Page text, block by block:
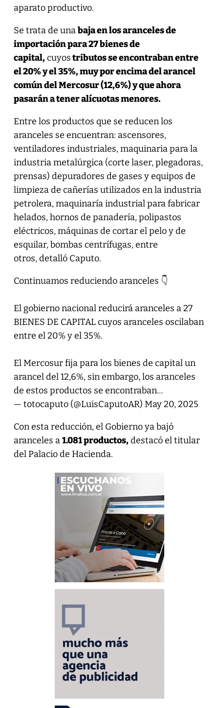
aparato productivo.
Se trata de unabaja en los aranceles de
importación para 27 bienes de
capital,cuyostributos se encontraban entre
el 20% y el 35%,muy por encima del arancel
común del Mercosur (12,6%) y que ahora
pasarán a tener alícuotas menores.
Entre los productos que se reducen los
aranceles se encuentran: ascensores,
ventiladores industriales, maquinaria para la
industria metalúrgica (corte laser, plegadoras,
prensas) depuradores de gases y equipos de
limpieza de cañerías utilizados en la industria
petrolera, maquinaría industrial para fabricar
helados, hornos de panadería, polipastos
eléctricos, máquinas de cortar el pelo y de
esquilar, bombas centrífugas, entre
otros, detalló Caputo.
Continuamos reduciendo aranceles 👇
El gobierno nacional reducirá aranceles a 27
BIENES DE CAPITAL cuyos aranceles oscilaban
entre el 20% y el 35%.
El Mercosur fija para los bienes de capital un
arancel del 12,6%, sin embargo, los aranceles
de estos productos se encontraban…
— totocaputo (@LuisCaputoAR) May 20, 2025
Con esta reducción, el Gobierno ya bajó
aranceles a1.081 productos,destacó el titular
del Palacio de Hacienda.